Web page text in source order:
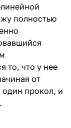
полностью
то, что у нее
от
один прокол, и